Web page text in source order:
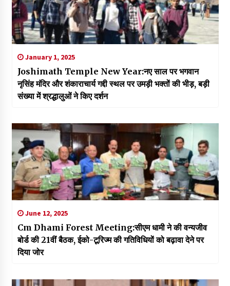
January 1, 2025
Joshimath Temple New Year:नए साल पर भगवान
नृसिंह मंदिर और शंकाराचार्य गद्दी स्थल पर उमड़ी भक्तों की भीड़, बड़ी
संख्या में श्रद्धालुओं ने किए दर्शन
June 12, 2025
Cm Dhami Forest Meeting:सीएम धामी ने की वन्यजीव
बोर्ड की 21वीं बैठक, ईको-टूरिज्म की गतिविधियों को बढ़ावा देने पर
दिया जोर